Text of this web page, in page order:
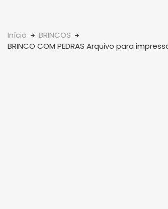
Início
BRINCOS
BRINCO COM PEDRAS Arquivo para